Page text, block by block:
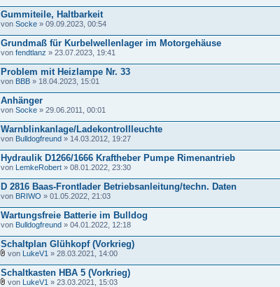
Gummiteile, Haltbarkeit
von Socke » 09.09.2023, 00:54
Grundmaß für Kurbelwellenlager im Motorgehäuse
von fendtlanz » 23.07.2023, 19:41
Problem mit Heizlampe Nr. 33
von BBB » 18.04.2023, 15:01
Anhänger
von Socke » 29.06.2011, 00:01
Warnblinkanlage/Ladekontrollleuchte
von Bulldogfreund » 14.03.2012, 19:27
Hydraulik D1266/1666 Kraftheber Pumpe Rimenantrieb
von LemkeRobert » 08.01.2022, 23:30
D 2816 Baas-Frontlader Betriebsanleitung/techn. Daten
von BRIWO » 01.05.2022, 21:03
Wartungsfreie Batterie im Bulldog
von Bulldogfreund » 04.01.2022, 12:18
Schaltplan Glühkopf (Vorkrieg)
von LukeV1 » 28.03.2021, 14:00
Schaltkasten HBA 5 (Vorkrieg)
von LukeV1 » 23.03.2021, 15:03